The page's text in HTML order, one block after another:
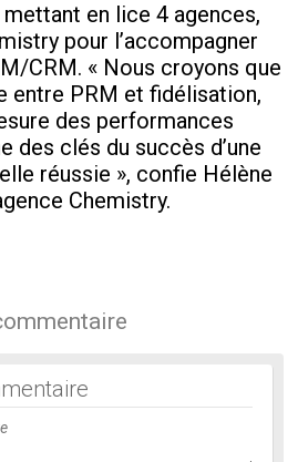
en lice 4 agences,
pour l’accompagner
CRM. « Nous croyons que
entre PRM et fidélisation,
des performances
des clés du succès d’une
réussie », confie Hélène
Chemistry.